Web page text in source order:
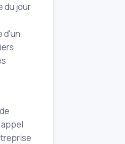
du jour
d'un
appel